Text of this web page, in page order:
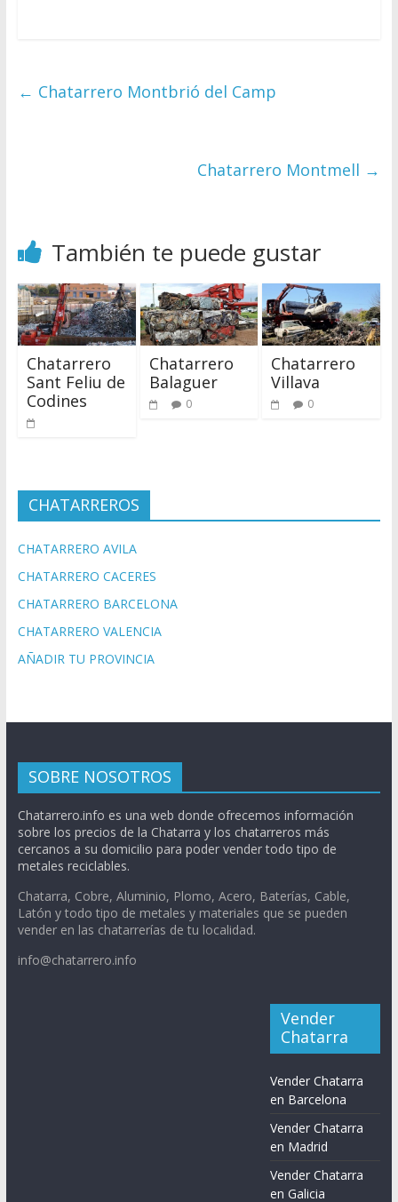
← Chatarrero Montbrió del Camp
Chatarrero Montmell →
También te puede gustar
Chatarrero
Sant Feliu de
Codines
Chatarrero
Balaguer
0
Chatarrero
Villava
0
CHATARREROS
CHATARRERO AVILA
CHATARRERO CACERES
CHATARRERO BARCELONA
CHATARRERO VALENCIA
AÑADIR TU PROVINCIA
SOBRE NOSOTROS
Chatarrero.info es una web donde ofrecemos información
sobre los precios de la Chatarra y los chatarreros más
cercanos a su domicilio para poder vender todo tipo de
metales reciclables.
Chatarra, Cobre, Aluminio, Plomo, Acero, Baterías, Cable,
Latón y todo tipo de metales y materiales que se pueden
vender en las chatarrerías de tu localidad.
info@chatarrero.info
Vender
Chatarra
Vender Chatarra
en Barcelona
Vender Chatarra
en Madrid
Vender Chatarra
en Galicia